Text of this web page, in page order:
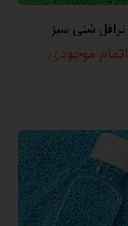
ترافل شنی سبز
اتمام موجودی